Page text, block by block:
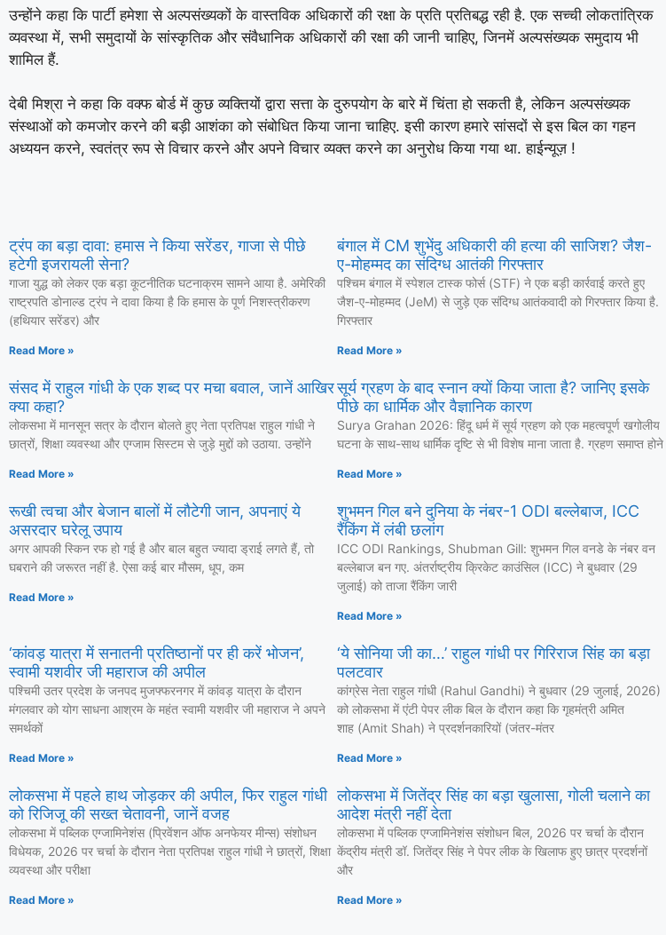
उन्होंने कहा कि पार्टी हमेशा से अल्पसंख्यकों के वास्तविक अधिकारों की रक्षा के प्रति प्रतिबद्ध रही है. एक सच्ची लोकतांत्रिक
व्यवस्था में, सभी समुदायों के सांस्कृतिक और संवैधानिक अधिकारों की रक्षा की जानी चाहिए, जिनमें अल्पसंख्यक समुदाय भी
शामिल हैं.
देबी मिश्रा ने कहा कि वक्फ बोर्ड में कुछ व्यक्तियों द्वारा सत्ता के दुरुपयोग के बारे में चिंता हो सकती है, लेकिन अल्पसंख्यक
संस्थाओं को कमजोर करने की बड़ी आशंका को संबोधित किया जाना चाहिए. इसी कारण हमारे सांसदों से इस बिल का गहन
अध्ययन करने, स्वतंत्र रूप से विचार करने और अपने विचार व्यक्त करने का अनुरोध किया गया था. हाईन्यूज़ !
ट्रंप का बड़ा दावा: हमास ने किया सरेंडर, गाजा से पीछे
हटेगी इजरायली सेना?
गाजा युद्ध को लेकर एक बड़ा कूटनीतिक घटनाक्रम सामने आया है. अमेरिकी
राष्ट्रपति डोनाल्ड ट्रंप ने दावा किया है कि हमास के पूर्ण निशस्त्रीकरण
(हथियार सरेंडर) और
Read More »
बंगाल में CM शुभेंदु अधिकारी की हत्या की साजिश? जैश-
ए-मोहम्मद का संदिग्ध आतंकी गिरफ्तार
पश्चिम बंगाल में स्पेशल टास्क फोर्स (STF) ने एक बड़ी कार्रवाई करते हुए
जैश-ए-मोहम्मद (JeM) से जुड़े एक संदिग्ध आतंकवादी को गिरफ्तार किया है.
गिरफ्तार
Read More »
संसद में राहुल गांधी के एक शब्द पर मचा बवाल, जानें आखिर
क्या कहा?
लोकसभा में मानसून सत्र के दौरान बोलते हुए नेता प्रतिपक्ष राहुल गांधी ने
छात्रों, शिक्षा व्यवस्था और एग्जाम सिस्टम से जुड़े मुद्दों को उठाया. उन्होंने
Read More »
सूर्य ग्रहण के बाद स्नान क्यों किया जाता है? जानिए इसके
पीछे का धार्मिक और वैज्ञानिक कारण
Surya Grahan 2026: हिंदू धर्म में सूर्य ग्रहण को एक महत्वपूर्ण खगोलीय
घटना के साथ-साथ धार्मिक दृष्टि से भी विशेष माना जाता है. ग्रहण समाप्त होने
Read More »
रूखी त्वचा और बेजान बालों में लौटेगी जान, अपनाएं ये
असरदार घरेलू उपाय
अगर आपकी स्किन रफ हो गई है और बाल बहुत ज्यादा ड्राई लगते हैं, तो
घबराने की जरूरत नहीं है. ऐसा कई बार मौसम, धूप, कम
Read More »
शुभमन गिल बने दुनिया के नंबर-1 ODI बल्लेबाज, ICC
रैंकिंग में लंबी छलांग
ICC ODI Rankings, Shubman Gill: शुभमन गिल वनडे के नंबर वन
बल्लेबाज बन गए. अंतर्राष्ट्रीय क्रिकेट काउंसिल (ICC) ने बुधवार (29
जुलाई) को ताजा रैंकिंग जारी
Read More »
‘कांवड़ यात्रा में सनातनी प्रतिष्ठानों पर ही करें भोजन’,
स्वामी यशवीर जी महाराज की अपील
पश्चिमी उतर प्रदेश के जनपद मुजफ्फरनगर में कांवड़ यात्रा के दौरान
मंगलवार को योग साधना आश्रम के महंत स्वामी यशवीर जी महाराज ने अपने
समर्थकों
Read More »
‘ये सोनिया जी का…’ राहुल गांधी पर गिरिराज सिंह का बड़ा
पलटवार
कांग्रेस नेता राहुल गांंधी (Rahul Gandhi) ने बुधवार (29 जुलाई, 2026)
को लोकसभा में एंटी पेपर लीक बिल के दौरान कहा कि गृहमंत्री अमित
शाह (Amit Shah) ने प्रदर्शनकारियों (जंतर-मंतर
Read More »
लोकसभा में पहले हाथ जोड़कर की अपील, फिर राहुल गांधी
को रिजिजू की सख्त चेतावनी, जानें वजह
लोकसभा में पब्लिक एग्जामिनेशंस (प्रिवेंशन ऑफ अनफेयर मीन्स) संशोधन
विधेयक, 2026 पर चर्चा के दौरान नेता प्रतिपक्ष राहुल गांधी ने छात्रों, शिक्षा
व्यवस्था और परीक्षा
Read More »
लोकसभा में जितेंद्र सिंह का बड़ा खुलासा, गोली चलाने का
आदेश मंत्री नहीं देता
लोकसभा में पब्लिक एग्जामिनेशंस संशोधन बिल, 2026 पर चर्चा के दौरान
केंद्रीय मंत्री डॉ. जितेंद्र सिंह ने पेपर लीक के खिलाफ हुए छात्र प्रदर्शनों
और
Read More »